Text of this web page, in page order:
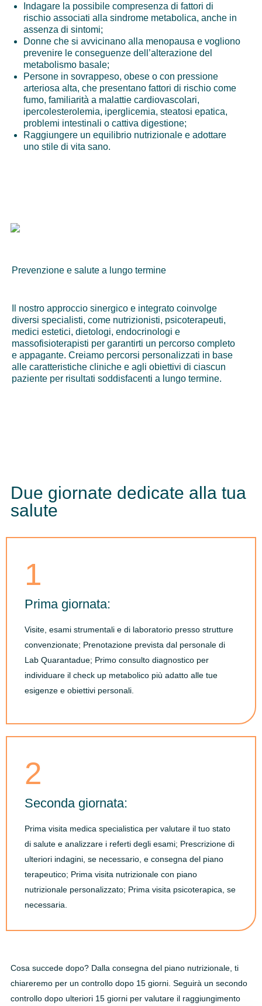
Indagare la possibile compresenza di fattori di
rischio associati alla sindrome metabolica, anche in
assenza di sintomi;
Donne che si avvicinano alla menopausa e vogliono
prevenire le conseguenze dell’alterazione del
metabolismo basale;
Persone in sovrappeso, obese o con pressione
arteriosa alta, che presentano fattori di rischio come
fumo, familiarità a malattie cardiovascolari,
ipercolesterolemia, iperglicemia, steatosi epatica,
problemi intestinali o cattiva digestione;
Raggiungere un equilibrio nutrizionale e adottare
uno stile di vita sano.
Prevenzione e salute a lungo termine
Il nostro approccio sinergico e integrato coinvolge
diversi specialisti, come nutrizionisti, psicoterapeuti,
medici estetici, dietologi, endocrinologi e
massofisioterapisti per garantirti un percorso completo
e appagante. Creiamo percorsi personalizzati in base
alle caratteristiche cliniche e agli obiettivi di ciascun
paziente per risultati soddisfacenti a lungo termine.
Due giornate dedicate alla tua
salute
1
Prima giornata:
Visite, esami strumentali e di laboratorio presso strutture
convenzionate; Prenotazione prevista dal personale di
Lab Quarantadue; Primo consulto diagnostico per
individuare il check up metabolico più adatto alle tue
esigenze e obiettivi personali.
2
Seconda giornata:
Prima visita medica specialistica per valutare il tuo stato
di salute e analizzare i referti degli esami; Prescrizione di
ulteriori indagini, se necessario, e consegna del piano
terapeutico; Prima visita nutrizionale con piano
nutrizionale personalizzato; Prima visita psicoterapica, se
necessaria.
Cosa succede dopo? Dalla consegna del piano nutrizionale, ti
chiareremo per un controllo dopo 15 giorni. Seguirà un secondo
controllo dopo ulteriori 15 giorni per valutare il raggiungimento